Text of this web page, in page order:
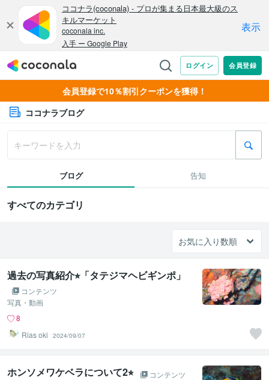
会員登録で10％割引クーポンを獲得！
ココナラブログ
ブログ 告知
すべてのカテゴリ
過去の写真紹介⭐︎「タテジマヘビギンポ」
コンテンツ
写真・動画
8
Rias oki
2024/09/07
ホンソメワケベラについて2⭐︎
コンテンツ